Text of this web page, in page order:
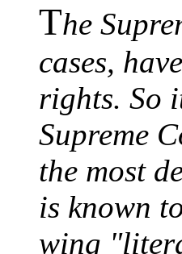
The
cases,
rights. So
Supreme
the most
is known
wing